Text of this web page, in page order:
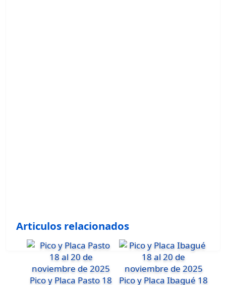
Articulos relacionados
Pico y Placa Pasto 18 Pico y Placa Ibagué 18